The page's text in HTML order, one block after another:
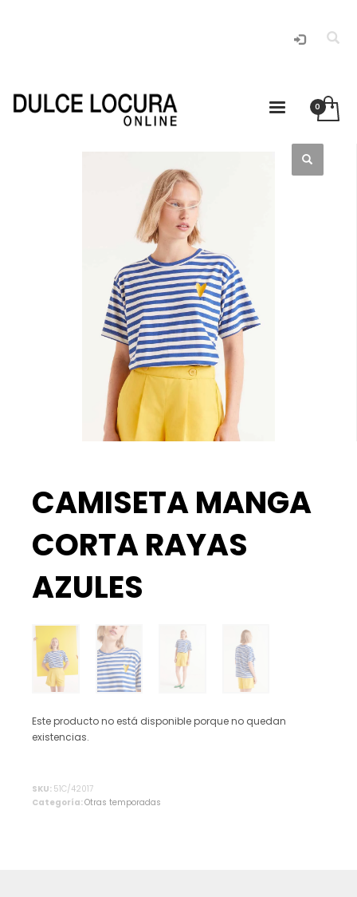
CAMISETA MANGA
CORTA RAYAS
AZULES
Este producto no está disponible porque no quedan
existencias.
SKU: 51C/42017
Categoría:Otras temporadas